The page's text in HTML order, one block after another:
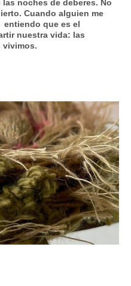
noches de deberes. No
Cuando alguien me
entiendo que es el
nuestra vida: las
vivimos.